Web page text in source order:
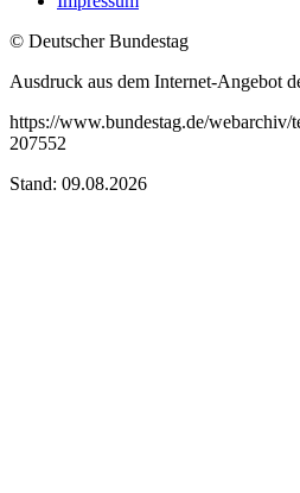
© Deutscher Bundestag
Ausdruck aus dem Internet-Angebot
https://www.bundestag.de/
207552
Stand: 09.08.2026